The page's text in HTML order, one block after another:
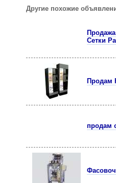
Другие похожие
Сетки
Продам
продам